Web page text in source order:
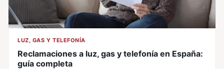
LUZ, GAS Y TELEFONÍA
Reclamaciones a luz, gas y telefonía en España:
guía completa